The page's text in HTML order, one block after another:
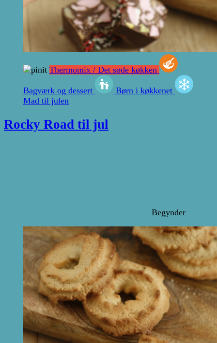
Thermomix / Det søde køkken
Bagværk og dessert
Børn i køkkenet
Mad til julen
Rocky Road til jul
Begynder